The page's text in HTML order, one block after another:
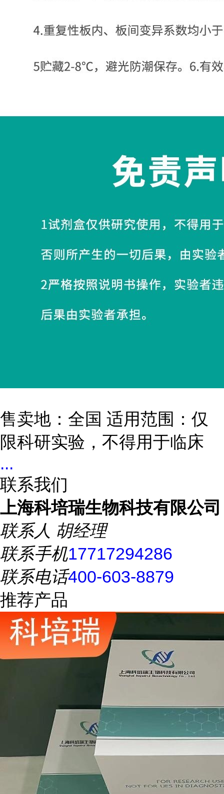
售卖地：全国 适用范围：仅
限科研实验，不得用于临床
...
联系我们
上海科培瑞生物科技有限公司
联系人 胡经理
联系手机17717294286
联系电话400-603-8879
推荐产品